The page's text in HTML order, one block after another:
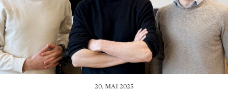
20. MAI 2025